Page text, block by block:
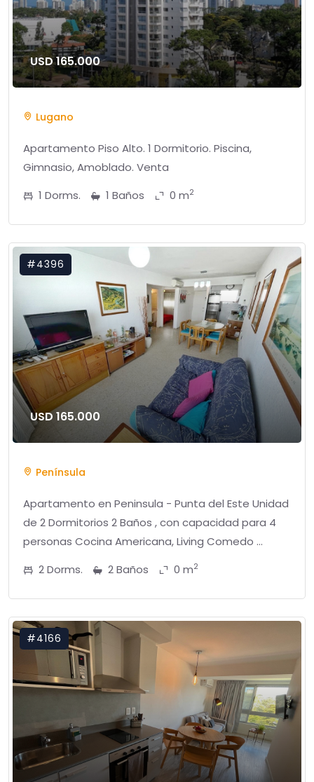
USD 165.000
Lugano
Apartamento Piso Alto. 1 Dormitorio. Piscina,
Gimnasio, Amoblado. Venta
1 Dorms.
1 Baños 0 m2
#4396
USD 165.000
Península
Apartamento en Peninsula - Punta del Este Unidad
de 2 Dormitorios 2 Baños , con capacidad para 4
personas Cocina Americana, Living Comedo ...
2 Dorms.
2 Baños 0 m2
#4166